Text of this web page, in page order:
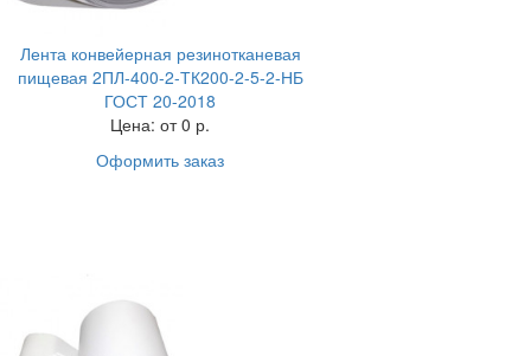
Лента конвейерная резинотканевая
пищевая 2ПЛ-400-2-ТК200-2-5-2-НБ
ГОСТ 20-2018
Цена: от 0 р.
Оформить заказ